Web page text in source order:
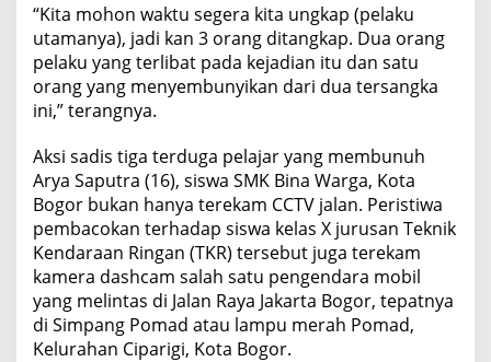
“Kita mohon waktu segera kita ungkap (pelaku
utamanya), jadi kan 3 orang ditangkap. Dua orang
pelaku yang terlibat pada kejadian itu dan satu
orang yang menyembunyikan dari dua tersangka
ini,” terangnya.
Aksi sadis tiga terduga pelajar yang membunuh
Arya Saputra (16), siswa SMK Bina Warga, Kota
Bogor bukan hanya terekam CCTV jalan. Peristiwa
pembacokan terhadap siswa kelas X jurusan Teknik
Kendaraan Ringan (TKR) tersebut juga terekam
kamera dashcam salah satu pengendara mobil
yang melintas di Jalan Raya Jakarta Bogor, tepatnya
di Simpang Pomad atau lampu merah Pomad,
Kelurahan Ciparigi, Kota Bogor.